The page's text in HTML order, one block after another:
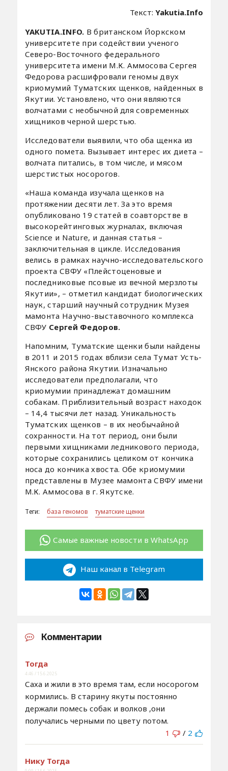
Текст:Yakutia.Info
YAKUTIA.INFO. В британском Йоркском
университете при содействии ученого
Северо-Восточного федерального
университета имени М.К. Аммосова Сергея
Федорова расшифровали геномы двух
криомумий Туматских щенков, найденных в
Якутии. Установлено, что они являются
волчатами с необычной для современных
хищников черной шерстью.
Исследователи выявили, что оба щенка из
одного помета. Вызывает интерес их диета –
волчата питались, в том числе, и мясом
шерстистых носорогов.
«Наша команда изучала щенков на
протяжении десяти лет. За это время
опубликовано 19 статей в соавторстве в
высокорейтинговых журналах, включая
Science и Nature, и данная статья –
заключительная в цикле. Исследования
велись в рамках научно-исследовательского
проекта СВФУ «Плейстоценовые и
последниковые псовые из вечной мерзлоты
Якутии», – отметил кандидат биологических
наук, старший научный сотрудник Музея
мамонта Научно-выставочного комплекса
СВФУ Сергей Федоров.
Напомним, Туматские щенки были найдены
в 2011 и 2015 годах вблизи села Тумат Усть-
Янского района Якутии. Изначально
исследователи предполагали, что
криомумии принадлежат домашним
собакам. Приблизительный возраст находок
– 14,4 тысячи лет назад. Уникальность
Туматских щенков – в их необычайной
сохранности. На тот период, они были
первыми хищниками ледникового периода,
которые сохранились целиком от кончика
носа до кончика хвоста. Обе криомумии
представлены в Музее мамонта СВФУ имени
М.К. Аммосова в г. Якутске.
Теги: база геномов туматские щенки
Самые важные новости в WhatsApp
Наш канал в Telegram
Комментарии
Тогда
4:46 / 15.6.2025
Саха и жили в это время там, если носорогом
кормились. В старину якуты постоянно
держали помесь собак и волков ,они
получались черными по цвету потом.
1
/ 2
Нику Тогда